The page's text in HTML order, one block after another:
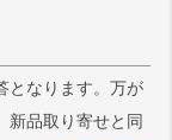
となります。万が
新品取り寄せと同